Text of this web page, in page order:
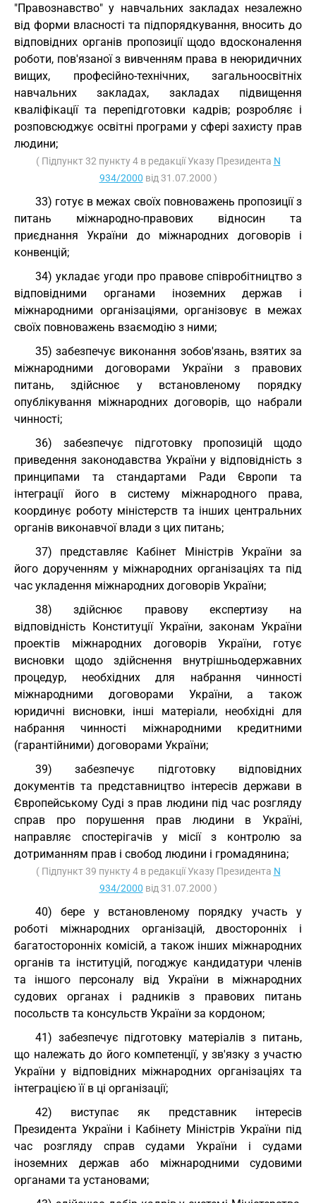
"Правознавство" у навчальних закладах незалежно
від форми власності та підпорядкування, вносить до
відповідних органів пропозиції щодо вдосконалення
роботи, пов'язаної з вивченням права в неюридичних
вищих, професійно-технічних, загальноосвітніх
навчальних закладах, закладах підвищення
кваліфікації та перепідготовки кадрів; розробляє і
розповсюджує освітні програми у сфері захисту прав
людини;
( Підпункт 32 пункту 4 в редакції Указу Президента N
934/2000 від 31.07.2000 )
33) готує в межах своїх повноважень пропозиції з
питань міжнародно-правових відносин та
приєднання України до міжнародних договорів і
конвенцій;
34) укладає угоди про правове співробітництво з
відповідними органами іноземних держав і
міжнародними організаціями, організовує в межах
своїх повноважень взаємодію з ними;
35) забезпечує виконання зобов'язань, взятих за
міжнародними договорами України з правових
питань, здійснює у встановленому порядку
опублікування міжнародних договорів, що набрали
чинності;
36) забезпечує підготовку пропозицій щодо
приведення законодавства України у відповідність з
принципами та стандартами Ради Європи та
інтеграції його в систему міжнародного права,
координує роботу міністерств та інших центральних
органів виконавчої влади з цих питань;
37) представляє Кабінет Міністрів України за
його дорученням у міжнародних організаціях та під
час укладення міжнародних договорів України;
38) здійснює правову експертизу на
відповідність Конституції України, законам України
проектів міжнародних договорів України, готує
висновки щодо здійснення внутрішньодержавних
процедур, необхідних для набрання чинності
міжнародними договорами України, а також
юридичні висновки, інші матеріали, необхідні для
набрання чинності міжнародними кредитними
(гарантійними) договорами України;
39) забезпечує підготовку відповідних
документів та представництво інтересів держави в
Європейському Суді з прав людини під час розгляду
справ про порушення прав людини в Україні,
направляє спостерігачів у місії з контролю за
дотриманням прав і свобод людини і громадянина;
( Підпункт 39 пункту 4 в редакції Указу Президента N
934/2000 від 31.07.2000 )
40) бере у встановленому порядку участь у
роботі міжнародних організацій, двосторонніх і
багатосторонніх комісій, а також інших міжнародних
органів та інституцій, погоджує кандидатури членів
та іншого персоналу від України в міжнародних
судових органах і радників з правових питань
посольств та консульств України за кордоном;
41) забезпечує підготовку матеріалів з питань,
що належать до його компетенції, у зв'язку з участю
України у відповідних міжнародних організаціях та
інтеграцією її в ці організації;
42) виступає як представник інтересів
Президента України і Кабінету Міністрів України під
час розгляду справ судами України і судами
іноземних держав або міжнародними судовими
органами та установами;